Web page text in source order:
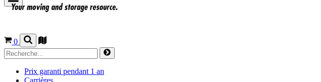
0
Prix garanti pendant 1 an
Carrières